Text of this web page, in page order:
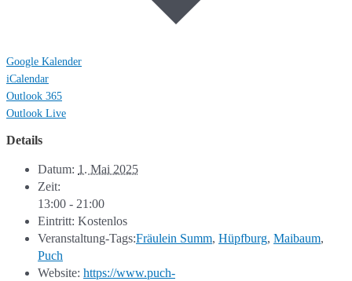
Google Kalender
iCalendar
Outlook 365
Outlook Live
Details
Datum: 1. Mai 2025
Zeit:
13:00 - 21:00
Eintritt: Kostenlos
Veranstaltung-Tags:Fräulein Summ, Hüpfburg, Maibaum,
Puch
Website: https://www.puch-